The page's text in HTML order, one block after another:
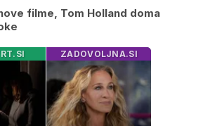
filme, Tom Holland doma
ZADOVOLJNA.SI